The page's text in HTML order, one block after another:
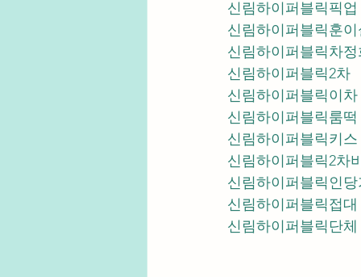
신림하이퍼블릭훈
신림하이퍼블릭차정
신림하이퍼블릭2차
신림하이퍼블릭이차
신림하이퍼블릭룸떡
신림하이퍼블릭키스
신림하이퍼블릭2차
신림하이퍼블릭인당
신림하이퍼블릭접대
신림하이퍼블릭단체